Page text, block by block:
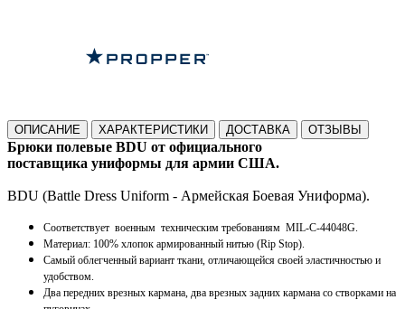
ОПИСАНИЕ ХАРАКТЕРИСТИКИ ДОСТАВКА ОТЗЫВЫ
Брюки полевые BDU от официального
поставщика униформы для армии США.
BDU (Battle Dress Uniform - Армейская Боевая Униформа).
Соответствует военным техническим требованиям MIL-C-44048G.
Материал: 100% хлопок армированный нитью (Rip Stop).
Самый облегченный вариант ткани, отличающейся своей эластичностью и
удобством.
Два передних врезных кармана, два врезных задних кармана со створками на